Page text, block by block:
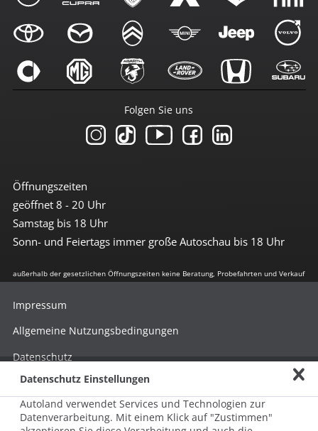
Öffnungszeiten
geöffnet 8 - 20 Uhr
Samstag bis 18 Uhr
Sonn- und Feiertags immer große Autoschau bis 18 Uhr
Folgen Sie uns
außerhalb der gesetzlichen Öffnungszeiten keine Beratung, Probefahrten und Verkauf
Impressum
Allgemeine Nutzungsbedingungen
Datenschutz
Hinweisgebersystem nach HinSchG
Beschwerde nach LkSG
Datenschutz Einstellungen
Autoland verwendet Services und Technologien zur
Datenverarbeitung. Mit einem Klick auf "Zustimmen"